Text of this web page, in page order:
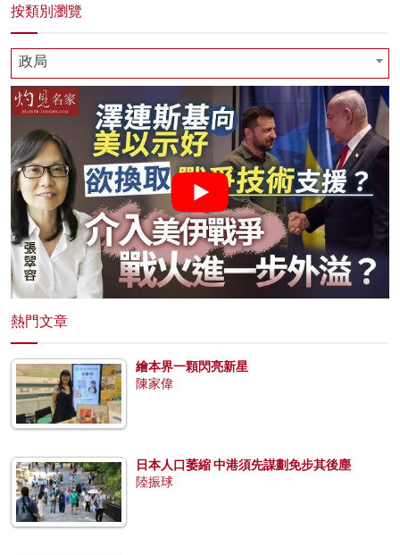
按類別瀏覽
政局
熱門文章
繪本界一顆閃亮新星
陳家偉
日本人口萎縮 中港須先謀劃免步其後塵
陸振球